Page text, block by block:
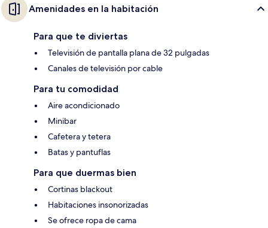
Amenidades en la habitación
Para que te diviertas
Televisión de pantalla plana de 32 pulgadas
Canales de televisión por cable
Para tu comodidad
Aire acondicionado
Minibar
Cafetera y tetera
Batas y pantuflas
Para que duermas bien
Cortinas blackout
Habitaciones insonorizadas
Se ofrece ropa de cama